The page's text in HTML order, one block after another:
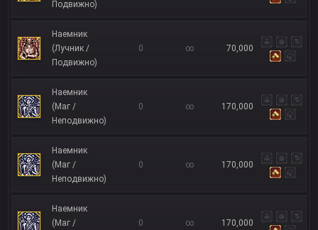
Подвижно)
Наемник
(Лучник /
Подвижно)
0 ∞ 70,000
Наемник
(Маг /
Неподвижно)
0 ∞ 170,000
Наемник
(Маг /
Неподвижно)
0 ∞ 170,000
Наемник
(Маг /
0 ∞ 170,000